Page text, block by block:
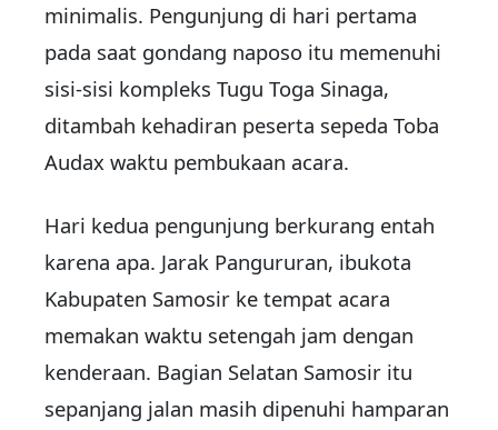
minimalis. Pengunjung di hari pertama
pada saat gondang naposo itu memenuhi
sisi-sisi kompleks Tugu Toga Sinaga,
ditambah kehadiran peserta sepeda Toba
Audax waktu pembukaan acara.
Hari kedua pengunjung berkurang entah
karena apa. Jarak Pangururan, ibukota
Kabupaten Samosir ke tempat acara
memakan waktu setengah jam dengan
kenderaan. Bagian Selatan Samosir itu
sepanjang jalan masih dipenuhi hamparan